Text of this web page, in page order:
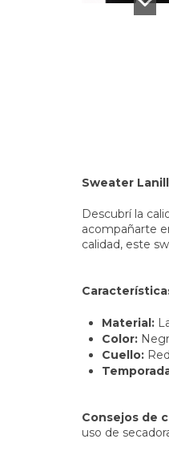
Sweater
Descubrí la
acompañarte
calidad, este
Material:
Color:
Cuello:
Consejos de
uso de